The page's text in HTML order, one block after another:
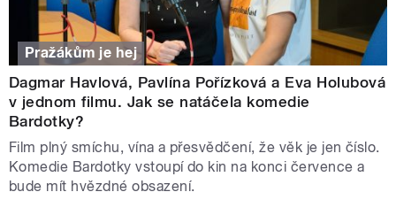
Pražákům je hej
Dagmar Havlová, Pavlína Pořízková a Eva Holubová
v jednom filmu. Jak se natáčela komedie
Bardotky?
Film plný smíchu, vína a přesvědčení, že věk je jen číslo.
Komedie Bardotky vstoupí do kin na konci července a
bude mít hvězdné obsazení.